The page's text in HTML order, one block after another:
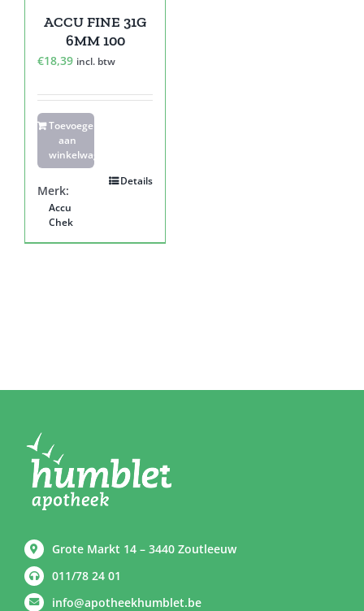
ACCU FINE 31G
6MM 100
€18,39 incl. btw
Toevoegen
aan
winkelwagen
Details
Merk:
Accu
Chek
Grote Markt 14 – 3440 Zoutleeuw
011/78 24 01
info@apotheekhumblet.be